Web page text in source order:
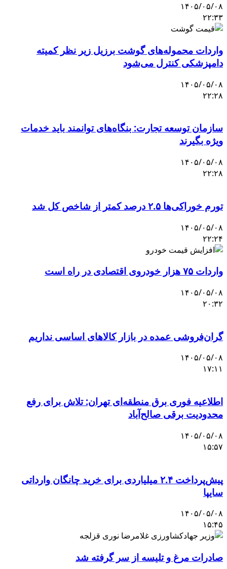
۱۴۰۵/۰۵/۰۸
۲۲:۳۳
واردات محموله‌های گوشت برزیل زیر نظر کمیته
دامپزشکی کنترل می‌شود
۱۴۰۵/۰۵/۰۸
۲۲:۲۸
سازمان توسعه تجارت: بنگاه‌های توانمند باید خدمات
ویژه بگیرند
۱۴۰۵/۰۵/۰۸
۲۲:۲۸
تورم خوراکی‌ها ۲.۵ درصد کمتر از شاخص کل شد
۱۴۰۵/۰۵/۰۸
۲۲:۲۴
واردات ۷۵ هزار خودروی اقتصادی در راه است
۱۴۰۵/۰۵/۰۸
۲۰:۳۲
گران‌فروشی عمده در بازار کالاهای اساسی نداریم
۱۴۰۵/۰۵/۰۸
۱۷:۱۱
اطلاعیه فوری برق منطقه‌ای تهران: تلاش برای رفع
محدودیت برقی صالح‌آباد
۱۴۰۵/۰۵/۰۸
۱۵:۵۷
پیش‌پرداخت ۲.۴ میلیاردی برای خرید چانگان وارداتی
سایپا
۱۴۰۵/۰۵/۰۸
۱۵:۴۵
صادرات مرغ و تلیسه از سر گرفته شد